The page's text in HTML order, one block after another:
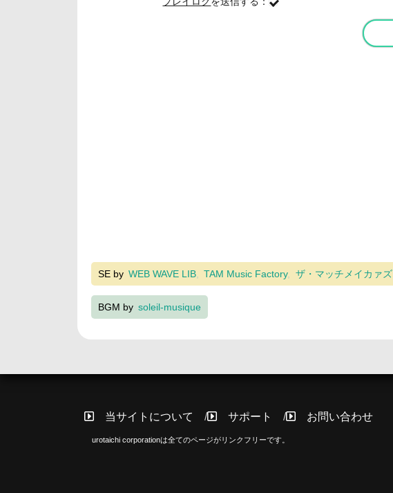
SE by WEB WAVE LIB TAM Music Factory ザ・マッチメイカァズ
BGM by soleil-musique
当サイトについて サポート お問い合わせ
urotaichi corporationは全てのページがリンクフリーです。